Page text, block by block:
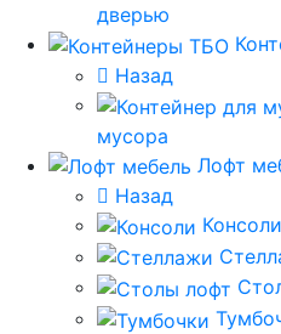
дверью
Назад
мусора
Лофт
Назад
Консоли